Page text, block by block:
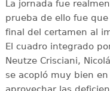
La jornada fue
prueba de ello fue
final del certamen al
El cuadro integrado
Neutze Crisciani,
se acopló muy bien